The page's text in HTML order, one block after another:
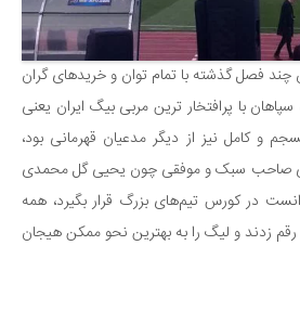
چند فصل گذشته با تمام توان و خریدهای گران
با پرافتخار ترین مربی بیگ ایران یعنی
و کامل نیز از دیگر مدعیان قهرمانی بود،
صاحب سبک و موفقی چون یحیی گل محمدی
در کورس تیم‌های بزرگ قرار بگیرد، همه
زدند و لیگ را به بهترین نحو ممکن هیجان